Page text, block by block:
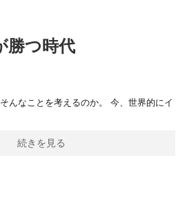
勝つ時代
んなことを考えるのか。 今、世界的にイ
続きを見る